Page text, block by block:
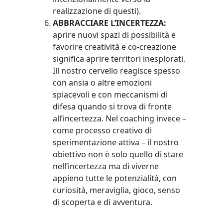
realizzazione di questi).
ABBRACCIARE L’INCERTEZZA:
aprire nuovi spazi di possibilità e
favorire creatività e co-creazione
significa aprire territori inesplorati.
Ill nostro cervello reagisce spesso
con ansia o altre emozioni
spiacevoli e con meccanismi di
difesa quando si trova di fronte
all’incertezza. Nel coaching invece –
come processo creativo di
sperimentazione attiva – il nostro
obiettivo non è solo quello di stare
nell’incertezza ma di viverne
appieno tutte le potenzialità, con
curiosità, meraviglia, gioco, senso
di scoperta e di avventura.